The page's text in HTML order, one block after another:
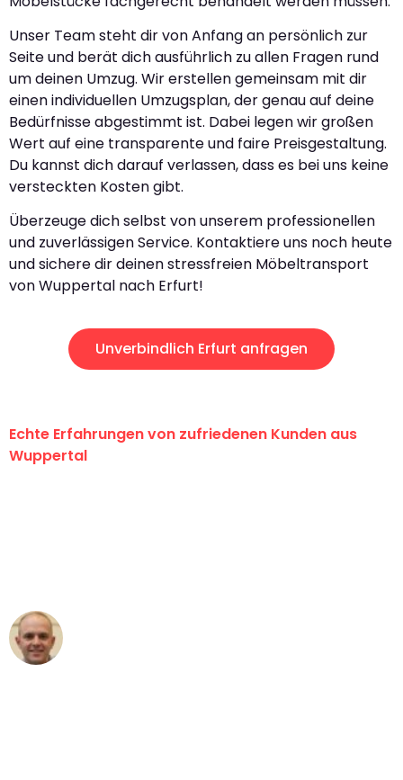
Unser Team steht dir von Anfang an persönlich zur
Seite und berät dich ausführlich zu allen Fragen rund
um deinen Umzug. Wir erstellen gemeinsam mit dir
einen individuellen Umzugsplan, der genau auf deine
Bedürfnisse abgestimmt ist. Dabei legen wir großen
Wert auf eine transparente und faire Preisgestaltung.
Du kannst dich darauf verlassen, dass es bei uns keine
versteckten Kosten gibt.
Überzeuge dich selbst von unserem professionellen
und zuverlässigen Service. Kontaktiere uns noch heute
und sichere dir deinen stressfreien Möbeltransport
von Wuppertal nach Erfurt!
Unverbindlich Erfurt anfragen
Echte Erfahrungen von zufriedenen Kunden aus
Wuppertal